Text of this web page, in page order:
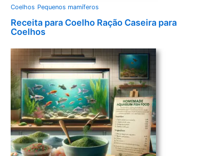
Coelhos Pequenos mamíferos
Receita para Coelho Ração Caseira para
Coelhos